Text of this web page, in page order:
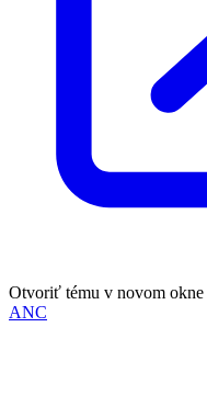
Otvoriť tému v novom okne
ANC